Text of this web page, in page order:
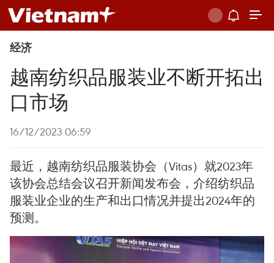
经济
越南纺织品服装业不断开拓出
口市场
16/12/2023 06:59
最近，越南纺织品服装协会（Vitas）就2023年
该协会总结会议召开新闻发布会，介绍纺织品
服装业企业的生产和出口情况并提出2024年的
预测。